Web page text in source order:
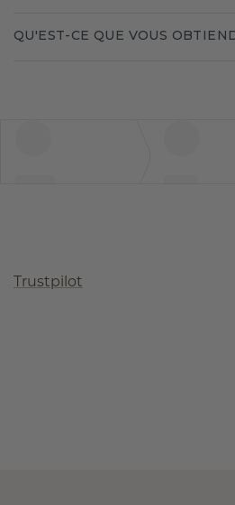
QU'EST-CE QUE VOUS
Trustpilot